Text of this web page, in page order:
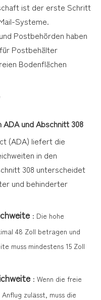
ist der erste Schritt
Systeme.
Postbehörden haben
Postbehälter
Bodenflächen
ADA und Abschnitt 308
(ADA) liefert die
in den
308 unterscheidet
und behinderter
: Die hohe
48 Zoll betragen und
muss mindestens 15 Zoll
: Wenn die freie
zulässt, muss die